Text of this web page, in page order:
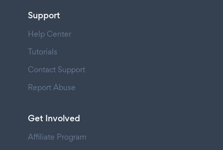
Support
Help Center
Tutorials
Contact Support
Report Abuse
Get Involved
Affiliate Program